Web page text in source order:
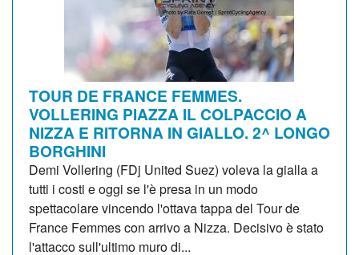
TOUR DE FRANCE FEMMES.
VOLLERING PIAZZA IL COLPACCIO A
NIZZA E RITORNA IN GIALLO. 2^ LONGO
BORGHINI
Demi Vollering (FDj United Suez) voleva la gialla a
tutti i costi e oggi se l'è presa in un modo
spettacolare vincendo l'ottava tappa del Tour de
France Femmes con arrivo a Nizza. Decisivo è stato
l'attacco sull'ultimo muro di...